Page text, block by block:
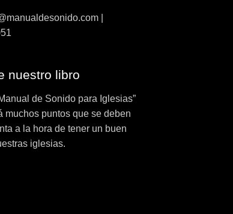
|
nuestro libro
de Sonido para Iglesias”
muchos puntos que se deben
a la hora de tener un buen
iglesias.